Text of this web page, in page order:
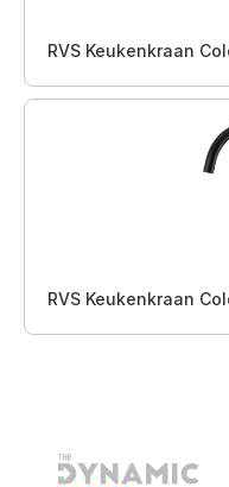
RVS Keukenkraan
RVS Keukenkraan